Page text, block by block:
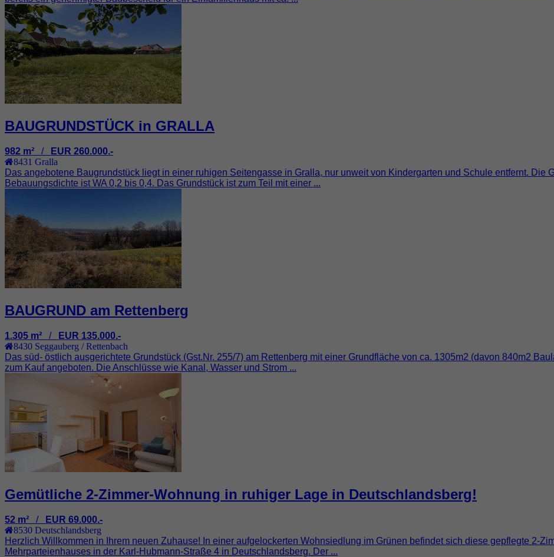
BAUGRUNDSTÜCK in GRALLA
982 m² / EUR 260.000.-
8431 Gralla
Das angebotene Baugrundstück liegt in einer ruhigen Seitengasse in Gralla, nur unweit von Kindergarten und Schule entfernt. Die
Bebauungsdichte ist WA 0,2 bis 0,4. Das Grundstück ist zum Teil mit einer ...
BAUGRUND am Rettenberg
1.305 m² / EUR 135.000.-
8430 Seggauberg / Rettenbach
Das süd- östlich ausgerichtete Grundstück (Gst.Nr. 255/7) am Rettenberg mit einer Grundfläche von ca. 1305m2 (davon 840m2
zum Kauf angeboten. Die Anschlüsse wie Kanal, Wasser und Strom ...
Gemütliche 2-Zimmer-Wohnung in ruhiger Lage in Deutschlandsberg!
52 m² / EUR 69.000.-
8530 Deutschlandsberg
Herzlich Willkommen in Ihrem neuen Zuhause! In einer aufgelockerten Wohnsiedlung im Grünen befindet sich diese gepflegte 2-
Mehrparteienhauses in der Karl-Hubmann-Straße 4 in Deutschlandsberg. Der ...